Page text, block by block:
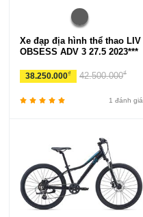
Xe đạp địa hình thể thao LIV
OBSESS ADV 3 27.5 2023***
38.250.000₫ 42.500.000₫
1 đánh giá